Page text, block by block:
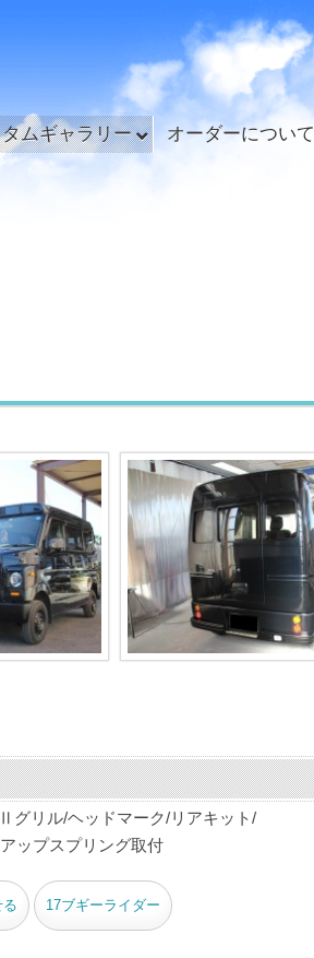
ムギャラリー オーダーについて
グリル/ヘッドマーク/リアキット/
ップスプリング取付
る 17ブギーライダー